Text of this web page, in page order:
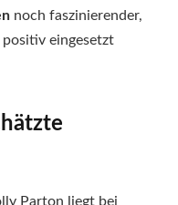
noch faszinierender,
positiv eingesetzt
Parton liegt bei